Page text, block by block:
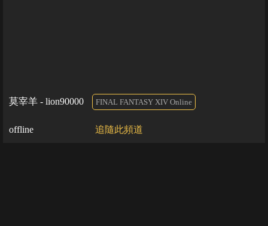
莫宰羊 - lion90000 FINAL FANTASY XIV Online
offline 追隨此頻道